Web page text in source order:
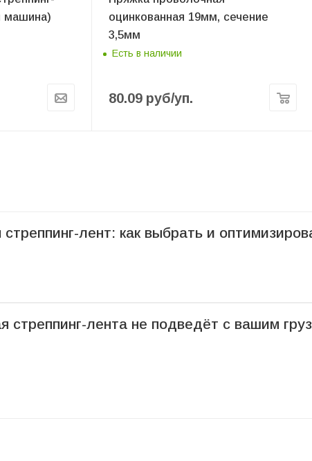
машина)
оцинкованная 19мм, сечение
3,5мм
Есть в наличии
80.09 руб/уп.
лент: как выбрать и
лента не подведёт с вашим